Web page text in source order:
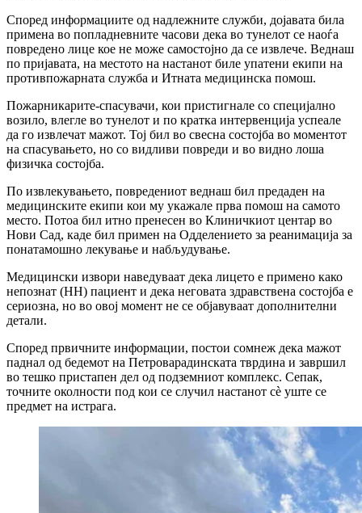
Според информациите од надлежните служби, дојавата била
примена во попладневните часови дека во тунелот се наоѓа
повредено лице кое не може самостојно да се извлече. Веднаш
по пријавата, на местото на настанот биле упатени екипи на
противпожарната служба и Итната медицинска помош.
Пожарникарите-спасувачи, кои пристигнале со специјално
возило, влегле во тунелот и по кратка интервенција успеале
да го извлечат мажот. Тој бил во свесна состојба во моментот
на спасувањето, но со видливи повреди и во видно лоша
физичка состојба.
По извлекувањето, повредениот веднаш бил предаден на
медицинските екипи кои му укажале прва помош на самото
место. Потоа бил итно пренесен во Клиничкиот центар во
Нови Сад, каде бил примен на Одделението за реанимација за
понатамошно лекување и набљудување.
Медицински извори наведуваат дека лицето е примено како
непознат (НН) пациент и дека неговата здравствена состојба е
сериозна, но во овој момент не се објавуваат дополнителни
детали.
Според првичните информации, постои сомнеж дека мажот
паднал од бедемот на Петроварадинската тврдина и завршил
во тешко пристапен дел од подземниот комплекс. Сепак,
точните околности под кои се случил настанот сè уште се
предмет на истрага.